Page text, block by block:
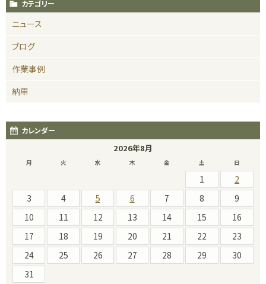
カテゴリー
ニュース
ブログ
作業事例
納車
カレンダー
2026年8月
月 火 水 木 金 土 日
1
2
3
4 5 6 7 8
9
10
11 12 13 14 15
16
17
18 19 20 21 22
23
24
25 26 27 28 29
30
31